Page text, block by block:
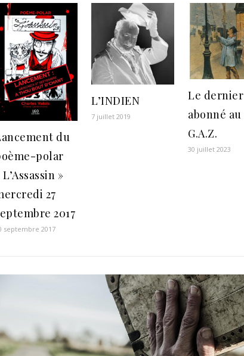
du
polar
L’Assassin »
27
2017
septembre 2017
L’INDIEN
7 juillet 2019
Le dernier
abonné au
G.A.Z.
30 juillet 2023